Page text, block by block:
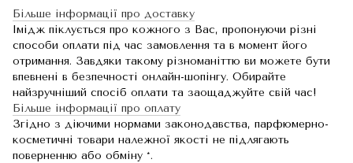
Більше інформації про доставку
Імідж піклується про кожного з Вас, пропонуючи різні
способи оплати під час замовлення та в момент його
отримання. Завдяки такому різноманіттю ви можете бути
впевнені в безпечності онлайн-шопінгу. Обирайте
найзручніший спосіб оплати та заощаджуйте свій час!
Більше інформації про оплату
Згідно з діючими нормами законодавства, парфюмерно-
косметичні товари належної якості не підлягають
поверненню або обміну *.